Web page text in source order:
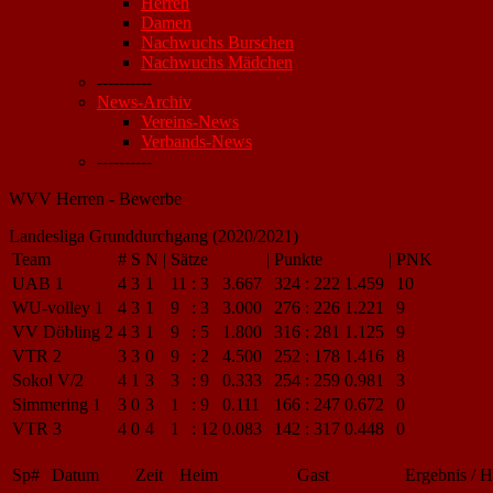
Damen
Nachwuchs Burschen
Nachwuchs Mädchen
----------
News-Archiv
Vereins-News
Verbands-News
----------
WVV Herren - Bewerbe
Landesliga Grunddurchgang (2020/2021)
Team
# S N | Sätze | Punkte | PNK
UAB 1
4 3 1 11 : 3 3.667 324 : 222 1.459
10
WU-volley 1
4 3 1 9 : 3 3.000 276 : 226 1.221
9
VV Döbling 2 4 3 1 9 : 5 1.800 316 : 281 1.125
9
VTR 2
3 3 0 9 : 2 4.500 252 : 178 1.416
8
Sokol V/2
4 1 3 3 : 9 0.333 254 : 259 0.981
3
Simmering 1
3 0 3 1 : 9 0.111 166 : 247 0.672
0
VTR 3
4 0 4 1 : 12 0.083 142 : 317 0.448 0
Sp# Datum Zeit Heim Gast
Ergebnis /